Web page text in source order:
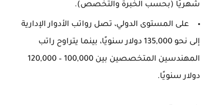
شهريًا (بحسب الخبرة والتخصص).
على المستوى الدولي، تصل رواتب الأدوار الإدارية
إلى نحو 135,000 دولار سنويًا
، بينما يتراوح راتب
المهندسين المتخصصين بين
100,000 – 120,000
دولار سنويًا.